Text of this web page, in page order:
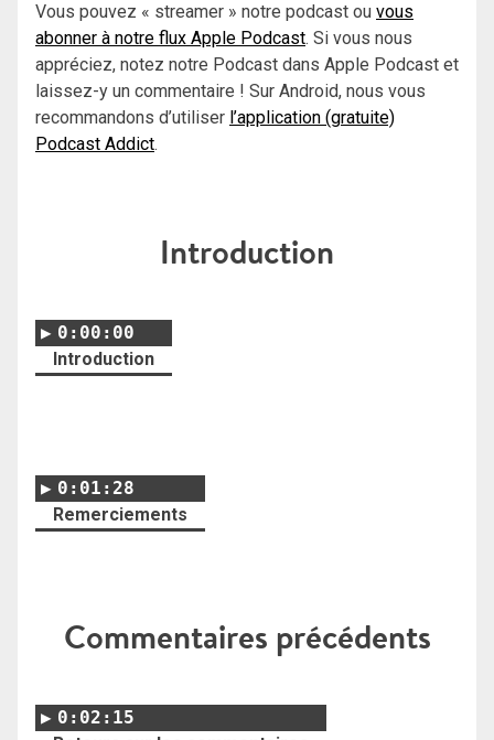
Vous pouvez « streamer » notre podcast ou vous
abonner à notre flux Apple Podcast. Si vous nous
appréciez, notez notre Podcast dans Apple Podcast et
laissez-y un commentaire ! Sur Android, nous vous
recommandons d’utiliser l’application (gratuite)
Podcast Addict.
Introduction
0:00:00
Introduction
0:01:28
Remerciements
Commentaires précédents
0:02:15